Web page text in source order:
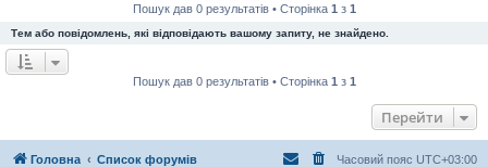
Пошук дав 0 результатів • Сторінка 1 з 1
Тем або повідомлень, які відповідають вашому запиту, не знайдено.
Пошук дав 0 результатів • Сторінка 1 з 1
Перейти
Головна Список форумів Часовий пояс UTC+03:00